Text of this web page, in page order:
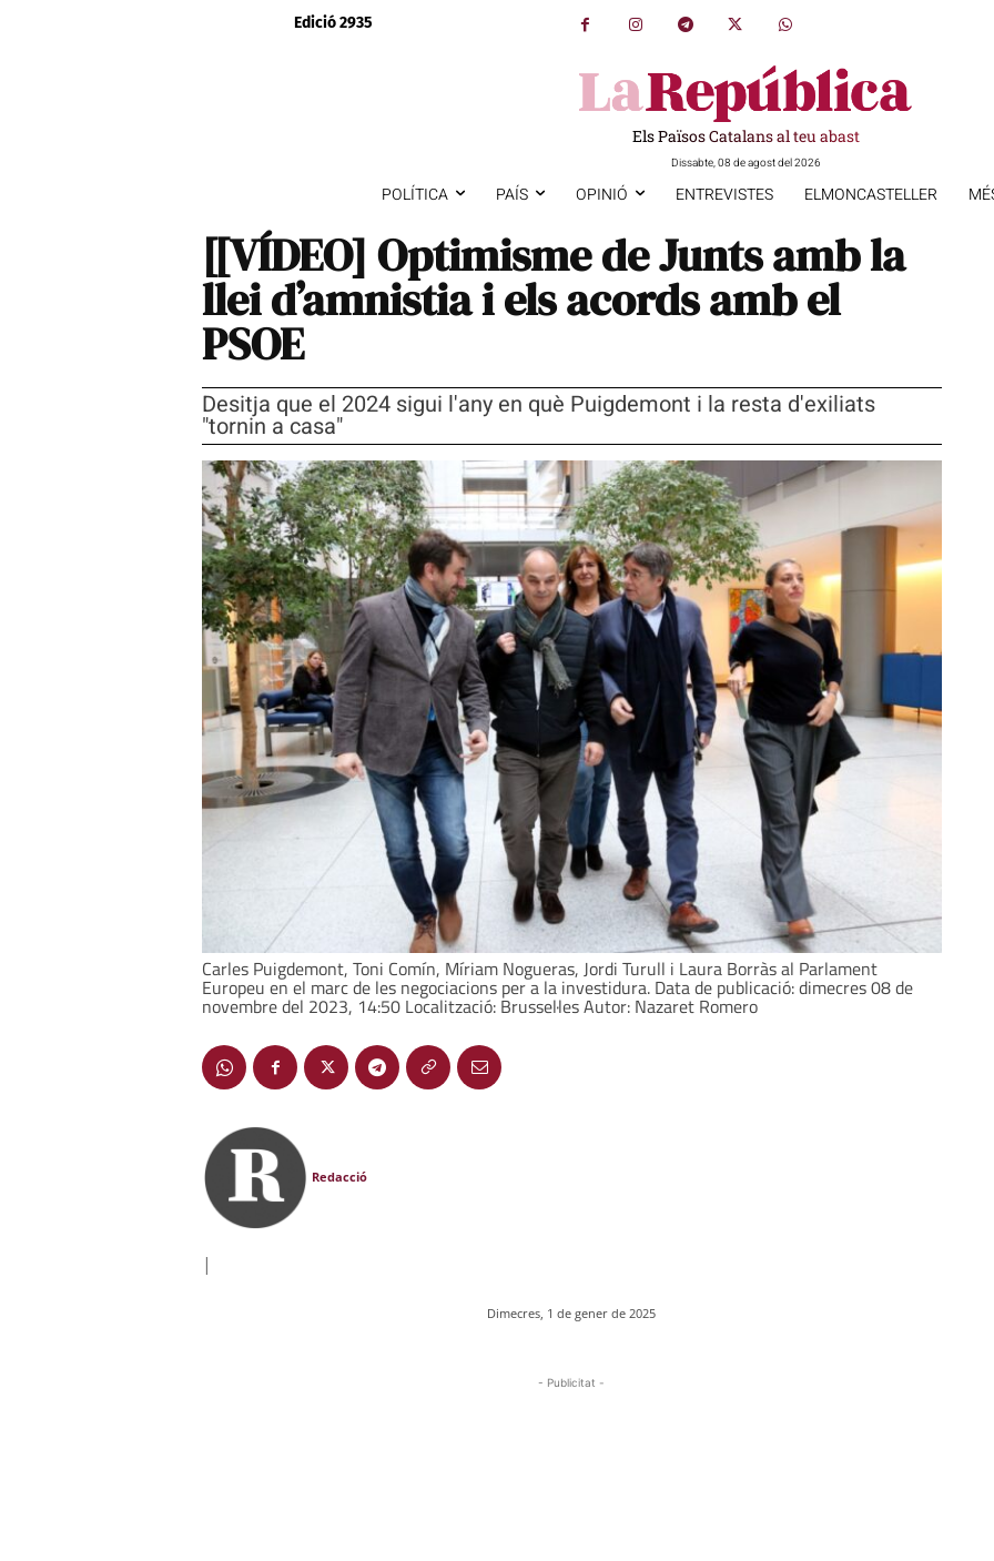
Edició 2935
Els Països Catalans al teu abast
Dissabte, 08 de agost del 2026
POLÍTICA PAÍS OPINIÓ ENTREVISTES ELMONCASTELLER
[[VÍDEO] Optimisme de Junts amb la
llei d’amnistia i els acords amb el
PSOE
Desitja que el 2024 sigui l'any en què Puigdemont i la resta d'exiliats
"tornin a casa"
Carles Puigdemont, Toni Comín, Míriam Nogueras, Jordi Turull i Laura Borràs al Parlament
Europeu en el marc de les negociacions per a la investidura. Data de publicació: dimecres 08 de
novembre del 2023, 14:50 Localització: Brussel·les Autor: Nazaret Romero
Redacció
|
Dimecres, 1 de gener de 2025
- Publicitat -